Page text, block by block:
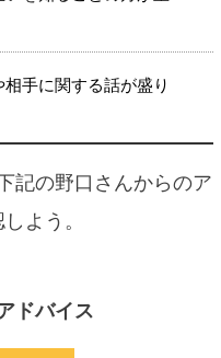
手に関する話が盛り
記の野口さんからのア
よう。
ドバイス